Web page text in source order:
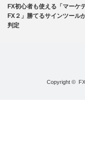
FX初心者も使える「マーケ
FX２」勝てるサインツール
判定
Copyright ©